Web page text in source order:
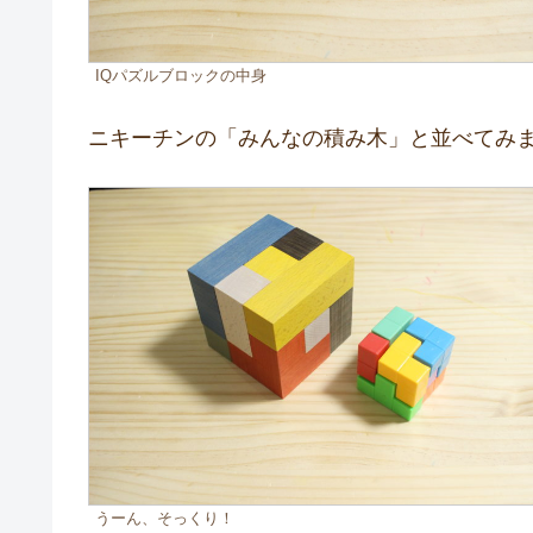
IQパズルブロックの中身
ニキーチンの「みんなの積み木」と並べてみ
うーん、そっくり！